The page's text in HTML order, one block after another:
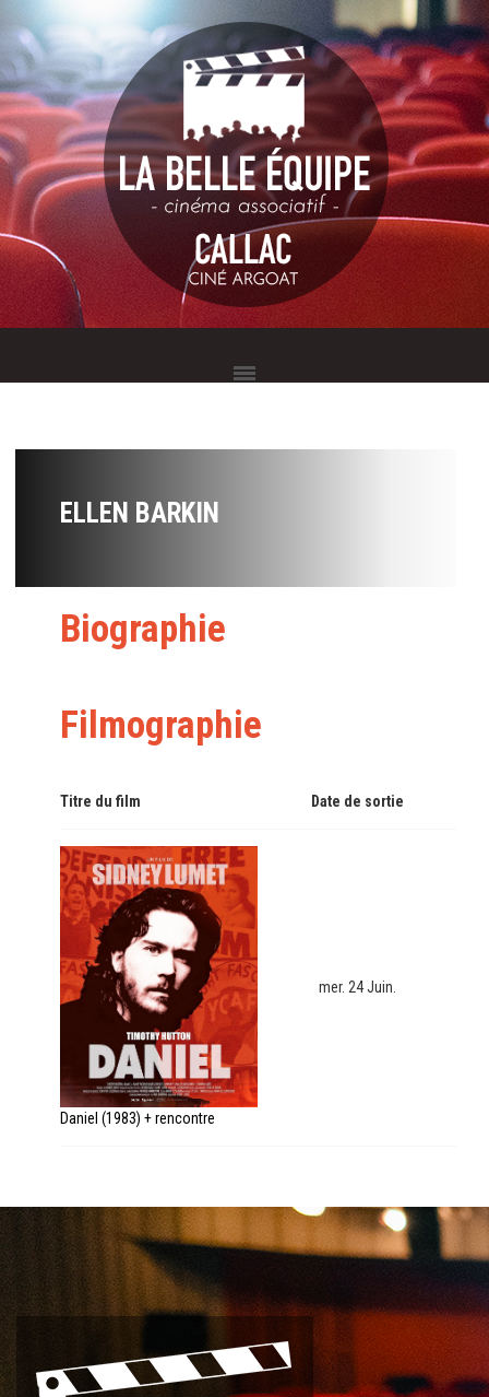
ELLEN BARKIN
Biographie
Filmographie
Titre du film Date de sortie
Daniel (1983) + rencontre
mer. 24 Juin.